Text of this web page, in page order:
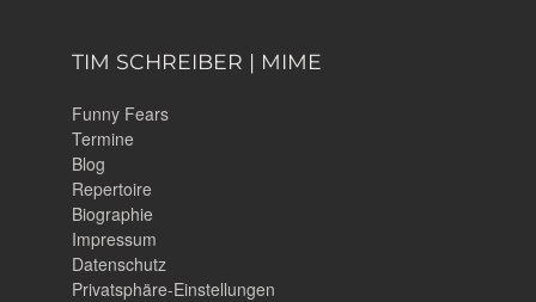
TIM SCHREIBER | MIME
Funny Fears
Termine
Blog
Repertoire
Biographie
Impressum
Datenschutz
Privatsphäre-Einstellungen